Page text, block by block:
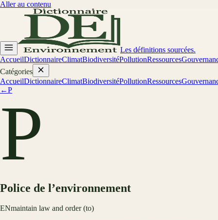
Aller au contenu
Les définitions sourcées.
AccueilDictionnaireClimatBiodiversitéPollutionRessources
Catégories
AccueilDictionnaireClimatBiodiversitéPollutionRessources
←P
P
Police de l’environnement
ENmaintain law and order (to)